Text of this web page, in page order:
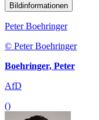
Bildinformationen
Peter Boehringer
© Peter Boehringer
Boehringer, Peter
AfD
()